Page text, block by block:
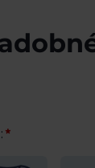
*